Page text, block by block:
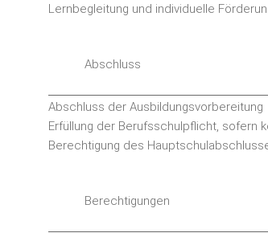
Lernbegleitung und individuelle
Abschluss
Abschluss der Ausbildungsvorbereitung
Erfüllung der Berufsschulpflicht, sofern
Berechtigung des
Berechtigungen